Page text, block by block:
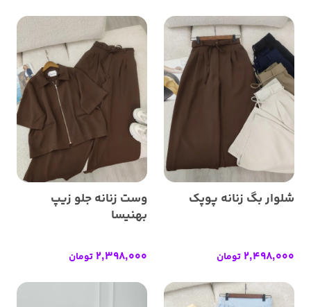
شلوار بگ زنانه پوپک
2,498,000تومان
وست زنانه جلو زیپ
بهنیسا
2,398,000تومان